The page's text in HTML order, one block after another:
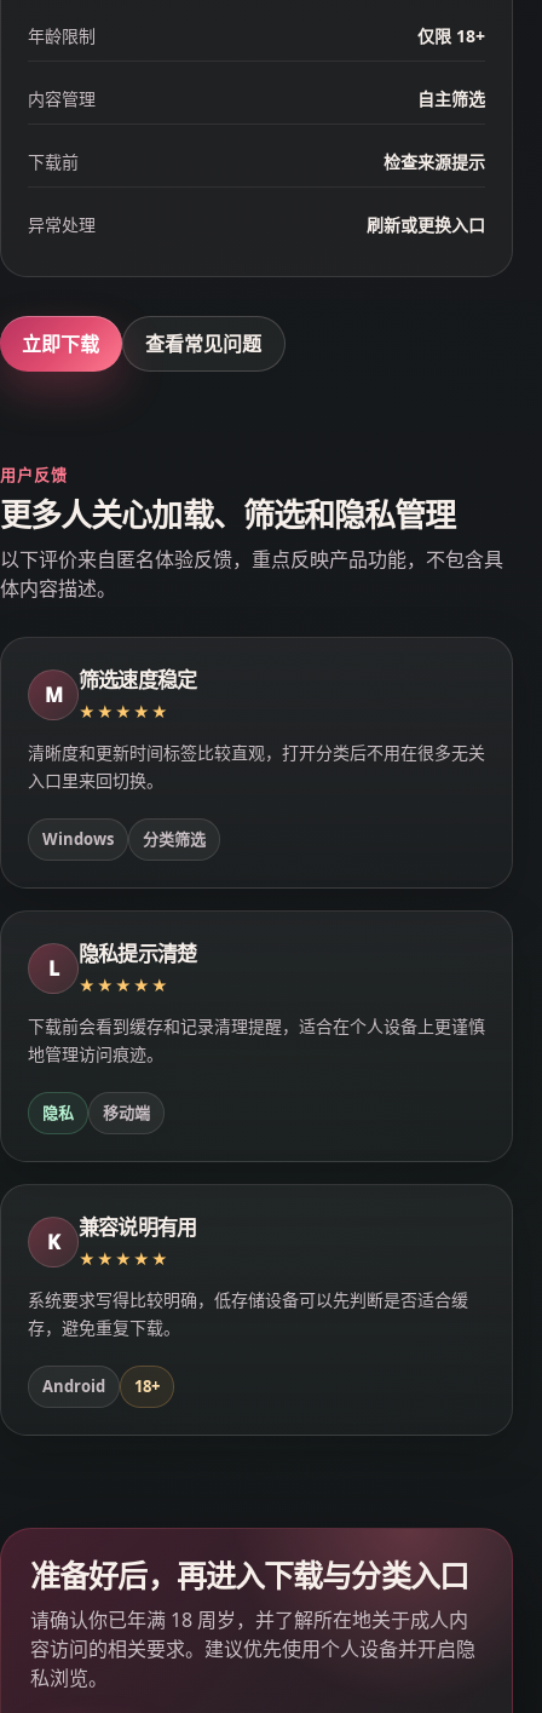
年龄限制 仅限 18+
内容管理 自主筛选
下载前 检查来源提示
异常处理 刷新或更换入口
立即下载 查看常见问题
用户反馈
更多人关心加载、筛选和隐私管理
以下评价来自匿名体验反馈，重点反映产品功能，不包含具
体内容描述。
M
筛选速度稳定
★★★★★
清晰度和更新时间标签比较直观，打开分类后不用在很多无关
入口里来回切换。
Windows 分类筛选
L
隐私提示清楚
★★★★★
下载前会看到缓存和记录清理提醒，适合在个人设备上更谨慎
地管理访问痕迹。
隐私 移动端
K
兼容说明有用
★★★★★
系统要求写得比较明确，低存储设备可以先判断是否适合缓
存，避免重复下载。
Android 18+
准备好后，再进入下载与分类入口
请确认你已年满 18 周岁，并了解所在地关于成人内
容访问的相关要求。建议优先使用个人设备并开启隐
私浏览。